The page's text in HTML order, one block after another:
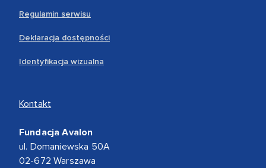
Regulamin serwisu
Deklaracja dostępności
Identyfikacja wizualna
Kontakt
Fundacja Avalon
ul. Domaniewska 50A
02-672 Warszawa